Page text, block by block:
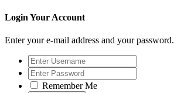
Login Your Account
Enter your e-mail address and your password.
Remember Me